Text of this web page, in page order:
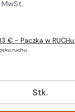
€ - Paczka w
ruchu
Stk.